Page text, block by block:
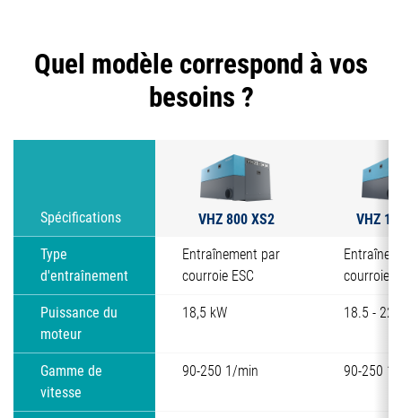
Quel modèle correspond à vos
besoins ?
Spécifications VHZ 800 XS2 VHZ
Type
d'entraînement
Entraînement par
courroie ESC
courroie
Puissance du
moteur
18,5 kW 18.5 - 22
Gamme de
vitesse
90-250 1/min 90-250 1/